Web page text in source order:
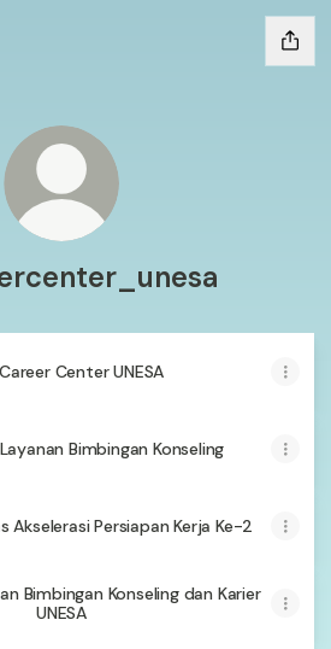
Center UNESA
Bimbingan Konseling
Akselerasi Persiapan Kerja Ke-2
Bimbingan Konseling dan Karier
UNESA